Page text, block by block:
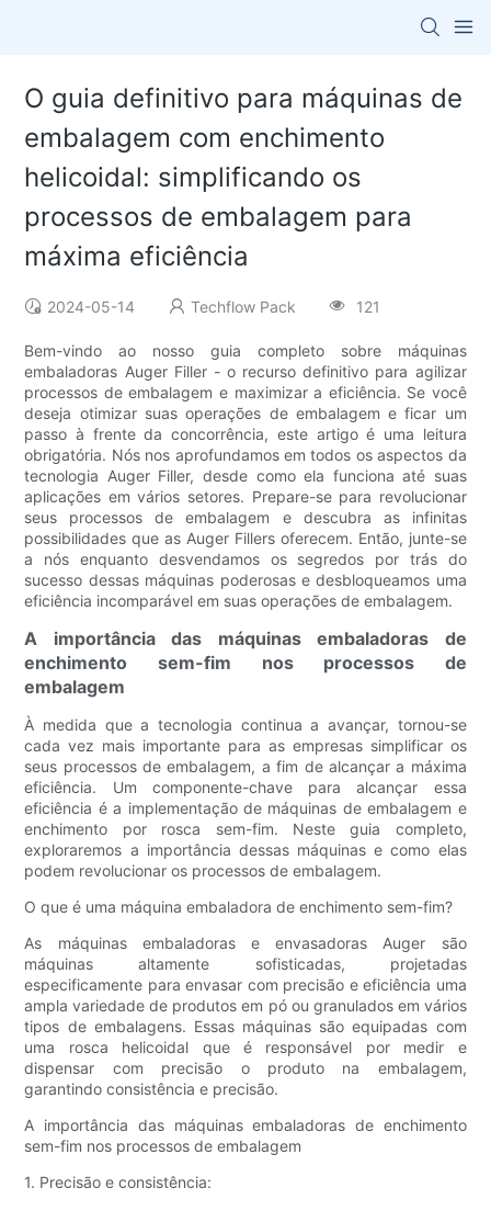
O guia definitivo para máquinas de
embalagem com enchimento
helicoidal: simplificando os
processos de embalagem para
máxima eficiência
2024-05-14 Techflow Pack 121
Bem-vindo ao nosso guia completo sobre máquinas
embaladoras Auger Filler - o recurso definitivo para agilizar
processos de embalagem e maximizar a eficiência. Se você
deseja otimizar suas operações de embalagem e ficar um
passo à frente da concorrência, este artigo é uma leitura
obrigatória. Nós nos aprofundamos em todos os aspectos da
tecnologia Auger Filler, desde como ela funciona até suas
aplicações em vários setores. Prepare-se para revolucionar
seus processos de embalagem e descubra as infinitas
possibilidades que as Auger Fillers oferecem. Então, junte-se
a nós enquanto desvendamos os segredos por trás do
sucesso dessas máquinas poderosas e desbloqueamos uma
eficiência incomparável em suas operações de embalagem.
A importância das máquinas embaladoras de
enchimento sem-fim nos processos de
embalagem
À medida que a tecnologia continua a avançar, tornou-se
cada vez mais importante para as empresas simplificar os
seus processos de embalagem, a fim de alcançar a máxima
eficiência. Um componente-chave para alcançar essa
eficiência é a implementação de máquinas de embalagem e
enchimento por rosca sem-fim. Neste guia completo,
exploraremos a importância dessas máquinas e como elas
podem revolucionar os processos de embalagem.
O que é uma máquina embaladora de enchimento sem-fim?
As máquinas embaladoras e envasadoras Auger são
máquinas altamente sofisticadas, projetadas
especificamente para envasar com precisão e eficiência uma
ampla variedade de produtos em pó ou granulados em vários
tipos de embalagens. Essas máquinas são equipadas com
uma rosca helicoidal que é responsável por medir e
dispensar com precisão o produto na embalagem,
garantindo consistência e precisão.
A importância das máquinas embaladoras de enchimento
sem-fim nos processos de embalagem
1. Precisão e consistência: